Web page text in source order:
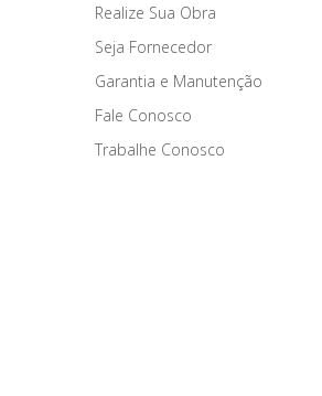
Realize Sua Obra
Seja Fornecedor
Garantia e Manutenção
Fale Conosco
Trabalhe Conosco